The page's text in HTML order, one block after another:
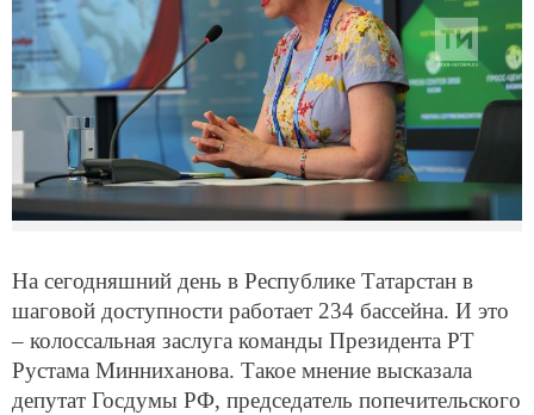
На сегодняшний день в Республике Татарстан в
шаговой доступности работает 234 бассейна. И это
– колоссальная заслуга команды Президента РТ
Рустама Минниханова. Такое мнение высказала
депутат Госдумы РФ, председатель попечительского